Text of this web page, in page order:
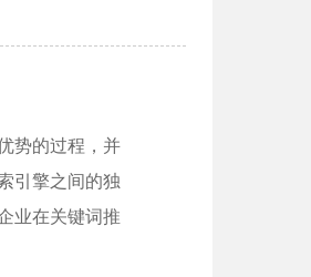
势的过程，并
引擎之间的独
业在关键词推